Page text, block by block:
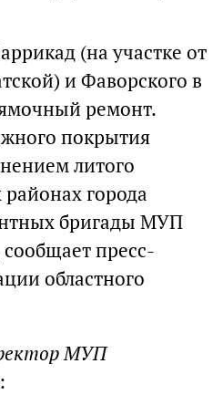
(на участке от
и Фаворского в
ремонт.
покрытия
литого
города
бригады МУП
пресс-
областного
МУП
: